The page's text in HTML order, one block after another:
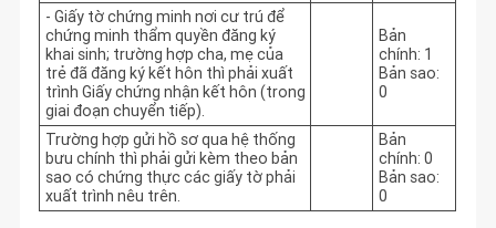
- Giấy tờ chứng minh nơi cư trú để
chứng minh thẩm quyền đăng ký
khai sinh; trường hợp cha, mẹ của
trẻ đã đăng ký kết hôn thì phải xuất
trình Giấy chứng nhận kết hôn (trong
giai đoạn chuyển tiếp).
Bản
chính: 1
Bản sao:
0
Trường hợp gửi hồ sơ qua hệ thống
bưu chính thì phải gửi kèm theo bản
sao có chứng thực các giấy tờ phải
xuất trình nêu trên.
Bản
chính: 0
Bản sao:
0